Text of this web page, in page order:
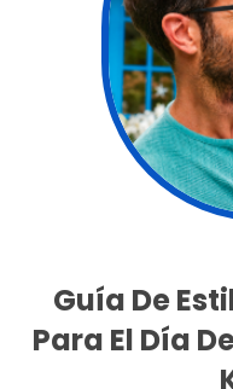
Guía De
Para El Día